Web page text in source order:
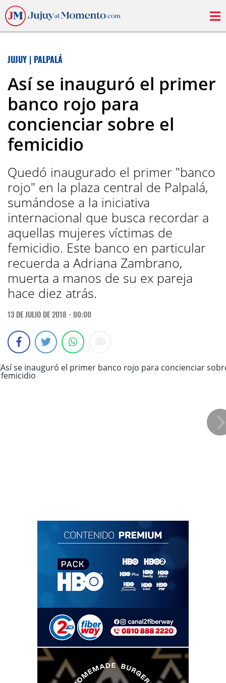
JUJUY | PALPALÁ
Así se inauguró el primer
banco rojo para
concienciar sobre el
femicidio
Quedó inaugurado el primer "banco
rojo" en la plaza central de Palpalá,
sumándose a la iniciativa
internacional que busca recordar a
aquellas mujeres víctimas de
femicidio. Este banco en particular
recuerda a Adriana Zambrano,
muerta a manos de su ex pareja
hace diez atrás.
13 DE JULIO DE 2018 - 00:00